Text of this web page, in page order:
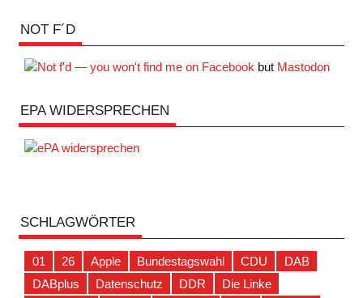
NOT F´D
but Mastodon
EPA WIDERSPRECHEN
SCHLAGWÖRTER
01 26 Apple Bundestagswahl CDU
DAB
DABplus
Datenschutz DDR
Die Linke